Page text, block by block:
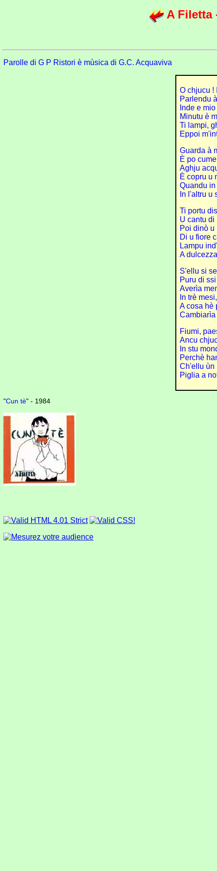
A Filetta
Parolle di G P Ristori è mùsica di G.C. Acquaviva
O chjucu !
Parlendu
Inde e
Minutu è
Ti lampi,
Eppoi
Guarda à
È po
Aghju
È copru u
Quandu
In l'altru u
Ti portu
U cantu di
Poi dinò u
Di u fiore
Lampu
A
S'ellu si
Puru di
Averìa
In trè
A cosa hè
Cambiarìa
Fiumi,
Ancu
In stu
Perchè
Ch'ellu ùn
Piglia a
"Cun tè" - 1984